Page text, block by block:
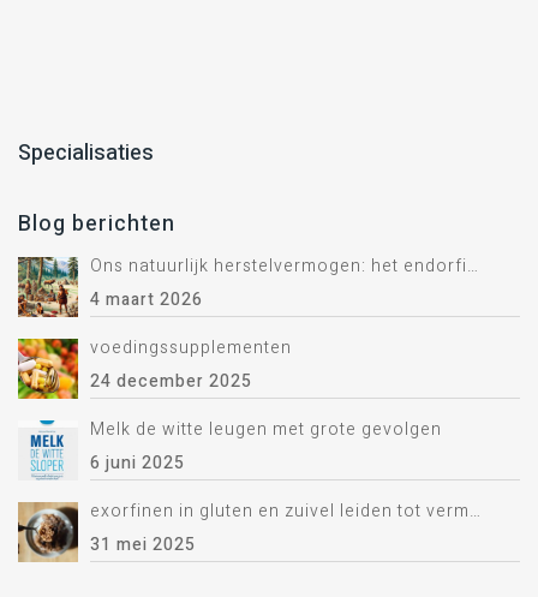
Specialisaties
Blog berichten
Ons natuurlijk herstelvermogen: het endorfine systeem.
4 maart 2026
voedingssupplementen
24 december 2025
Melk de witte leugen met grote gevolgen
6 juni 2025
exorfinen in gluten en zuivel leiden tot vermoeidheid
31 mei 2025